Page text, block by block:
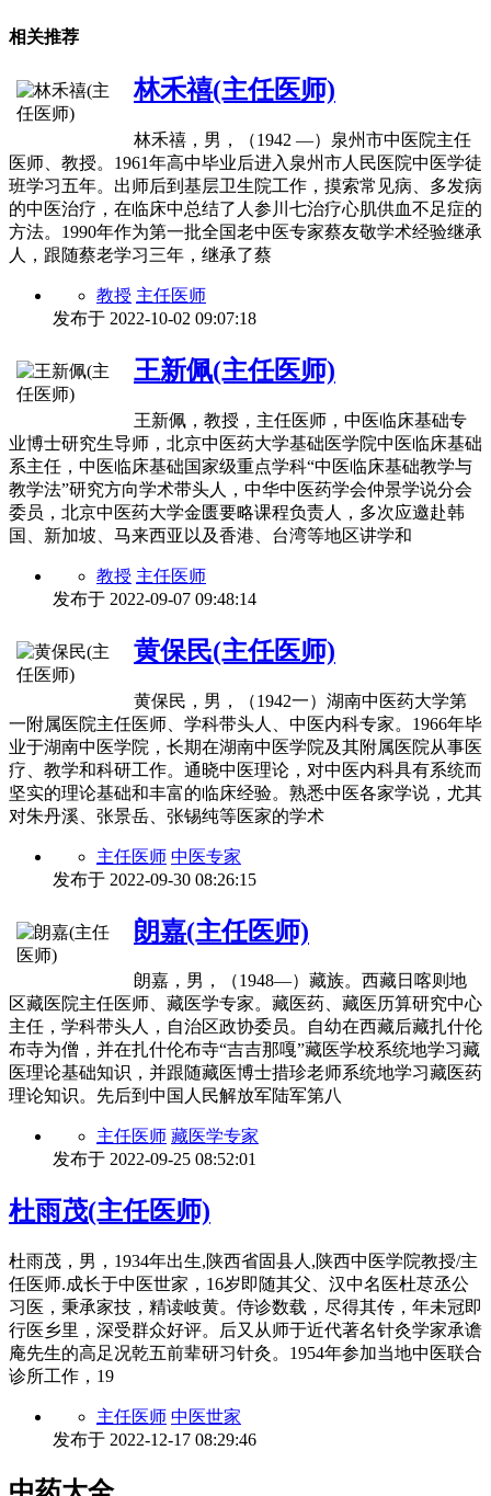
相关推荐
林禾禧(主任医师)
林禾禧，男，（1942 ―）泉州市中医院主任
医师、教授。1961年高中毕业后进入泉州市人民医院中医学徒
班学习五年。出师后到基层卫生院工作，摸索常见病、多发病
的中医治疗，在临床中总结了人参川七治疗心肌供血不足症的
方法。1990年作为第一批全国老中医专家蔡友敬学术经验继承
人，跟随蔡老学习三年，继承了蔡
教授 主任医师
发布于 2022-10-02 09:07:18
王新佩(主任医师)
王新佩，教授，主任医师，中医临床基础专
业博士研究生导师，北京中医药大学基础医学院中医临床基础
系主任，中医临床基础国家级重点学科“中医临床基础教学与
教学法”研究方向学术带头人，中华中医药学会仲景学说分会
委员，北京中医药大学金匮要略课程负责人，多次应邀赴韩
国、新加坡、马来西亚以及香港、台湾等地区讲学和
教授 主任医师
发布于 2022-09-07 09:48:14
黄保民(主任医师)
黄保民，男，（1942一）湖南中医药大学第
一附属医院主任医师、学科带头人、中医内科专家。1966年毕
业于湖南中医学院，长期在湖南中医学院及其附属医院从事医
疗、教学和科研工作。通晓中医理论，对中医内科具有系统而
坚实的理论基础和丰富的临床经验。熟悉中医各家学说，尤其
对朱丹溪、张景岳、张锡纯等医家的学术
主任医师 中医专家
发布于 2022-09-30 08:26:15
朗嘉(主任医师)
朗嘉，男，（1948―）藏族。西藏日喀则地
区藏医院主任医师、藏医学专家。藏医药、藏医历算研究中心
主任，学科带头人，自治区政协委员。自幼在西藏后藏扎什伦
布寺为僧，并在扎什伦布寺“吉吉那嘎”藏医学校系统地学习藏
医理论基础知识，并跟随藏医博士措珍老师系统地学习藏医药
理论知识。先后到中国人民解放军陆军第八
主任医师 藏医学专家
发布于 2022-09-25 08:52:01
杜雨茂(主任医师)
杜雨茂，男，1934年出生,陕西省固县人,陕西中医学院教授/主
任医师.成长于中医世家，16岁即随其父、汉中名医杜荩丞公
习医，秉承家技，精读岐黄。侍诊数载，尽得其传，年未冠即
行医乡里，深受群众好评。后又从师于近代著名针灸学家承谵
庵先生的高足况乾五前辈研习针灸。1954年参加当地中医联合
诊所工作，19
主任医师 中医世家
发布于 2022-12-17 08:29:46